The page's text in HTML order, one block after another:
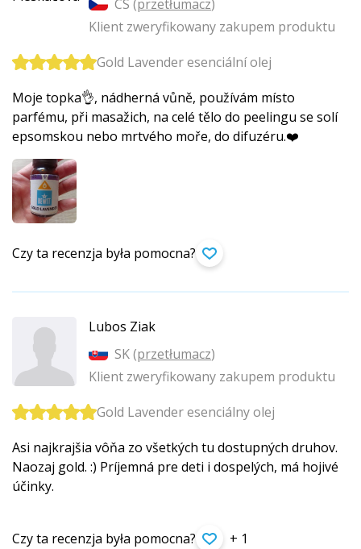
CS (przetłumacz)
Klient zweryfikowany zakupem produktu
Gold Lavender esenciální olej
Moje topka👌, nádherná vůně, používám místo
parfému, při masažich, na celé tělo do peelingu se solí
epsomskou nebo mrtvého moře, do difuzéru.❤️
Czy ta recenzja była pomocna?
Lubos Ziak
SK (przetłumacz)
Klient zweryfikowany zakupem produktu
Gold Lavender esenciálny olej
Asi najkrajšia vôňa zo všetkých tu dostupných druhov.
Naozaj gold. :) Príjemná pre deti i dospelých, má hojivé
účinky.
Czy ta recenzja była pomocna? + 1